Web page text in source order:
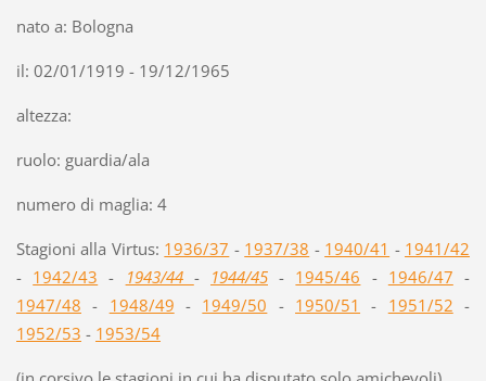
nato a: Bologna
il: 02/01/1919 - 19/12/1965
altezza:
ruolo: guardia/ala
numero di maglia: 4
Stagioni alla Virtus: 1936/37 - 1937/38 - 1940/41 - 1941/42
- 1942/43 - 1943/44 - 1944/45 - 1945/46 - 1946/47 -
1947/48 - 1948/49 - 1949/50 - 1950/51 - 1951/52 -
1952/53 - 1953/54